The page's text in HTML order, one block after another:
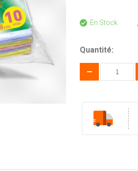
En Stock
Quantité: